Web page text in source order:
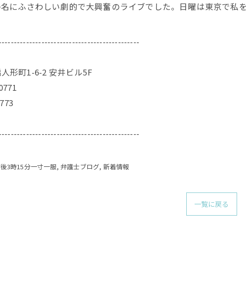
にふさわしい劇的で大興奮のライブでした。日曜は東京で私
形町1-6-2 安井ビル5F
3時15分一寸一服 弁護士ブログ 新着情報
一覧に戻る